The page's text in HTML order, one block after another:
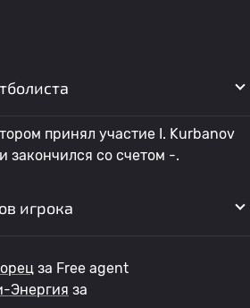
принял участие I. Kurbanov
закончился со счетом -.
игрока
за Free agent
Энергия за